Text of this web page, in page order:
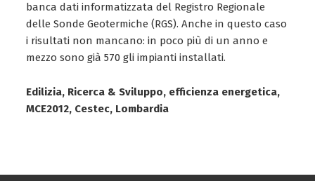
banca dati informatizzata del Registro Regionale
delle Sonde Geotermiche (RGS). Anche in questo caso
i risultati non mancano: in poco più di un anno e
mezzo sono già 570 gli impianti installati.
Edilizia, Ricerca & Sviluppo, efficienza energetica,
MCE2012, Cestec, Lombardia